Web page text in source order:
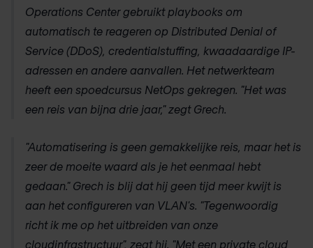
Operations Center gebruikt playbooks om
automatisch te reageren op Distributed Denial of
Service (DDoS), credentialstuffing, kwaadaardige IP-
adressen en andere aanvallen. Het netwerkteam
heeft een spoedcursus NetOps gekregen. "Het was
een reis van bijna drie jaar," zegt Grech.
"Automatisering is geen gemakkelijke reis, maar het is
zeer de moeite waard als je het eenmaal hebt
gedaan." Grech is blij dat hij geen tijd meer kwijt is
aan het configureren van VLAN's. "Tegenwoordig
richt ik me op het uitbreiden van onze
cloudinfrastructuur", zegt hij. "Met een private cloud